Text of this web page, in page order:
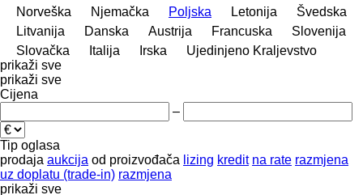
Norveška
Njemačka Poljska Letonija
Švedska
Litvanija
Danska Austrija Francuska
Slovenija
Slovačka
Italija Irska
Ujedinjeno Kraljevstvo
prikaži sve
prikaži sve
Cijena
–
Tip oglasa
prodaja aukcija od proizvođača lizing kredit na rate razmjena
uz doplatu (trade-in) razmjena
prikaži sve